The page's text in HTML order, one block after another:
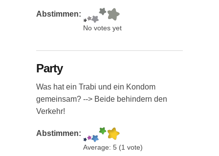
Abstimmen:
No votes yet
Party
Was hat ein Trabi und ein Kondom
gemeinsam? --> Beide behindern den
Verkehr!
Abstimmen:
Average: 5 (1 vote)